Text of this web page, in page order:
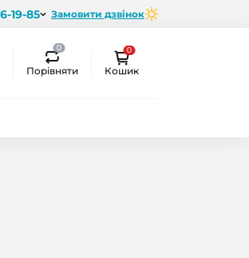
19-85 Замовити дзвінок
0
Порівняти
0
Кошик